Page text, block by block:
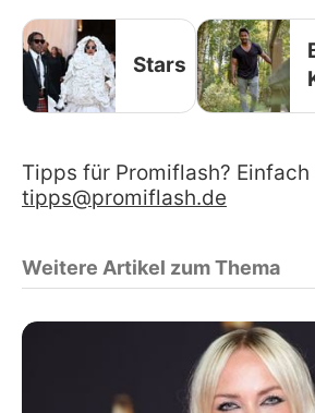
Stars
Tipps für Promiflash? Einfach
tipps@promiflash.de
Weitere Artikel zum Thema